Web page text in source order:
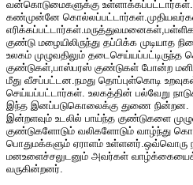
வன்கொடுமைகளுக்கு
கண்முன்னே
குண்டு மழையிலிருந்து தப்பிக்க முடியாத
உலகம் முழுவதிலும்
குண்டுகள்,பாஸ்பரஸ் குண்டுகள் போன்ற
மீது வீசப்பட்டன.நமது தொப்புள்கொடி
செய்யப்பட்டார்கள். உலகத்தின் பல்வேறு
இந்த இனப்படுகொலைக்கு துணை நின்றன.
இன்றளவும் உடலில் பாய்ந்த குண்டுகளை
குண்டுகளோடும் வலிகளோடும் வாழ்ந்து
பொதுமக்களும் ஏராளம் உள்ளனர்.ஒவ்வொரு
மனஉளைச்சலுடனும் அவர்கள் வாழ்க்கையைக்
வருகின்றனர்.